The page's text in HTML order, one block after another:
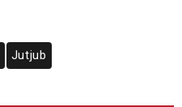
Jutjub